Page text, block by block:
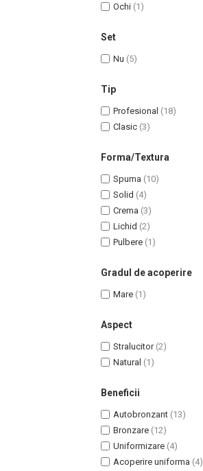
Produse Curatare Ten
Demachiant si Apa Micelara
Ochi (1)
Set
Nu (5)
Tip
Profesional (18)
Clasic (3)
Forma/Textura
Spuma (10)
Solid (4)
Crema (3)
Lichid (2)
Pulbere (1)
Gradul de acoperire
Mare (1)
Aspect
Stralucitor (2)
Natural (1)
Beneficii
Autobronzant (13)
Bronzare (12)
Uniformizare (4)
Acoperire uniforma (4)